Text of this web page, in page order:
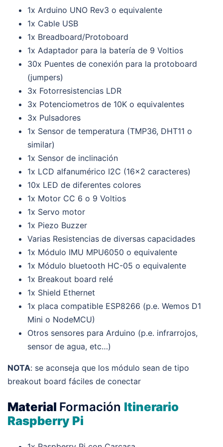
1x Arduino UNO Rev3 o equivalente
1x Cable USB
1x Breadboard/Protoboard
1x Adaptador para la batería de 9 Voltios
30x Puentes de conexión para la protoboard
(jumpers)
3x Fotorresistencias LDR
3x Potenciometros de 10K o equivalentes
3x Pulsadores
1x Sensor de temperatura (TMP36, DHT11 o
similar)
1x Sensor de inclinación
1x LCD alfanumérico I2C (16×2 caracteres)
10x LED de diferentes colores
1x Motor CC 6 o 9 Voltios
1x Servo motor
1x Piezo Buzzer
Varias Resistencias de diversas capacidades
1x Módulo IMU MPU6050 o equivalente
1x Módulo bluetooth HC-05 o equivalente
1x Breakout board relé
1x Shield Ethernet
1x placa compatible ESP8266 (p.e. Wemos D1
Mini o NodeMCU)
Otros sensores para Arduino (p.e. infrarrojos,
sensor de agua, etc…)
NOTA: se aconseja que los módulo sean de tipo
breakout board fáciles de conectar
Material Formación Itinerario
Raspberry Pi